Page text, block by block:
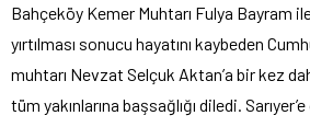
Bahçeköy Kemer Muhtarı Fulya Bayram
yırtılması sonucu hayatını kaybeden
muhtarı Nevzat Selçuk Aktan’a bir kez
tüm yakınlarına başsağlığı diledi.